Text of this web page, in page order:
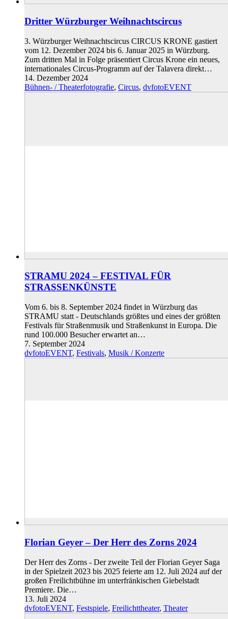
Dritter Würzburger Weihnachtscircus
3. Würzburger Weihnachtscircus CIRCUS KRONE gastiert
vom 12. Dezember 2024 bis 6. Januar 2025 in Würzburg.
Zum dritten Mal in Folge präsentiert Circus Krone ein neues,
internationales Circus-Programm auf der Talavera direkt…
14. Dezember 2024
Bühnen- / Theaterfotografie, Circus, dvfotoEVENT
STRAMU 2024 – FESTIVAL FÜR
STRASSENKÜNSTE
Vom 6. bis 8. September 2024 findet in Würzburg das
STRAMU statt - Deutschlands größtes und eines der größten
Festivals für Straßenmusik und Straßenkunst in Europa. Die
rund 100.000 Besucher erwartet an…
7. September 2024
dvfotoEVENT, Festivals, Musik / Konzerte
Florian Geyer – Der Herr des Zorns 2024
Der Herr des Zorns - Der zweite Teil der Florian Geyer Saga
in der Spielzeit 2023 bis 2025 feierte am 12. Juli 2024 auf der
großen Freilichtbühne im unterfränkischen Giebelstadt
Premiere. Die…
13. Juli 2024
dvfotoEVENT, Festspiele, Freilichttheater, Theater